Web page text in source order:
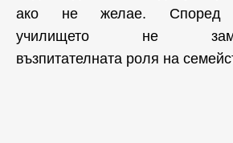
ако не желае. Според
училището не
възпитателната роля на